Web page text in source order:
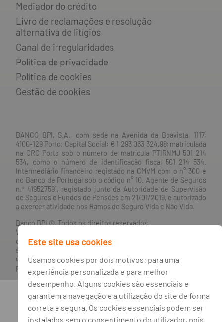
Mediador do crédito
Livro de reclamações e resolução
alternativa de litígios
Canal de irregularidades
Política de privacidade
Política de cookies
Gestão de cookies
BANCO BPI, S.A., com sede na Avenida da Boavista, 1117,
4100-129 Porto; Capital Social: € 1 293 063 324,98; matriculada
na CRC Porto sob o número de matrícula PTIRNMJ 501 214
534, como o número de identificação fiscal 501 214 534.
Intermediário financeiro registado na CMVM com o n° 300 e
no Banco de Portugal sob o código n° 10. Agente de Seguros
n.º 419527591, registado junto da Autoridade de Supervisão
de Seguros e Fundos de Pensões em 21/01/2019, e autorizado
a exercer atividade nos Ramos de Seguro Vida e Não Vida.
Banco BPI ©. Todos os direitos reservados.
Website
quaisquer traduções do site efetuadas através do browser,
sendo a versão em língua portuguesa a única versão oficial,
que prevalecerá em qualquer caso. Este site encontra-se em
processo de adoção do novo acordo ortográfico.
Este site usa cookies
Usamos cookies por dois motivos: para uma
experiência personalizada e para melhor
desempenho. Alguns cookies são essenciais e
garantem a navegação e a utilização do site de forma
correta e segura. Os cookies essenciais podem ser
instalados sem o consentimento do utilizador, pois